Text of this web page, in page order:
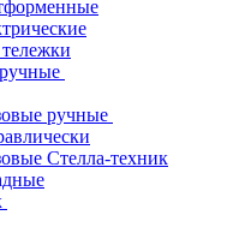
ручные
Стелла-техник